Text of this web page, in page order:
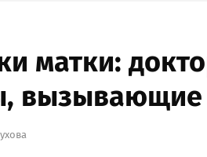
матки:
вызывающие